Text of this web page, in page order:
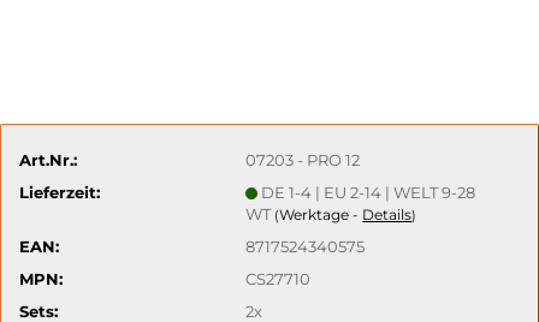
Art.Nr.:
07203 - PRO 12
Lieferzeit:
DE 1-4 | EU 2-14 | WELT 9-28
WT (Werktage - Details)
EAN:
8717524340575
MPN:
CS27710
Sets:
2x